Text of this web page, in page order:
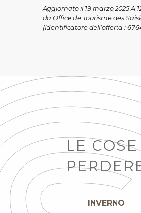
Aggiornato il 19 marzo 2025 A
da Office de Tourisme des
(Identificatore dell'offerta :
LE
INVERNO